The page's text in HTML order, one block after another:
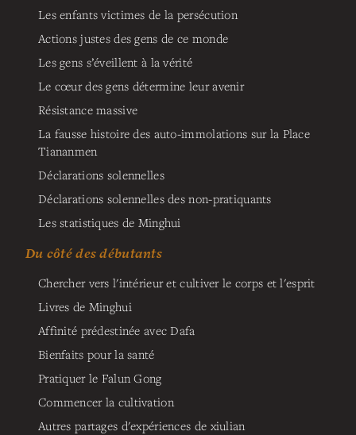
Les enfants victimes de la persécution
Actions justes des gens de ce monde
Les gens s’éveillent à la vérité
Le cœur des gens détermine leur avenir
Résistance massive
La fausse histoire des auto-immolations sur la Place
Tiananmen
Déclarations solennelles
Déclarations solennelles des non-pratiquants
Les statistiques de Minghui
Du côté des débutants
Chercher vers l'intérieur et cultiver le corps et l'esprit
Livres de Minghui
Affinité prédestinée avec Dafa
Bienfaits pour la santé
Pratiquer le Falun Gong
Commencer la cultivation
Autres partages d'expériences de xiulian